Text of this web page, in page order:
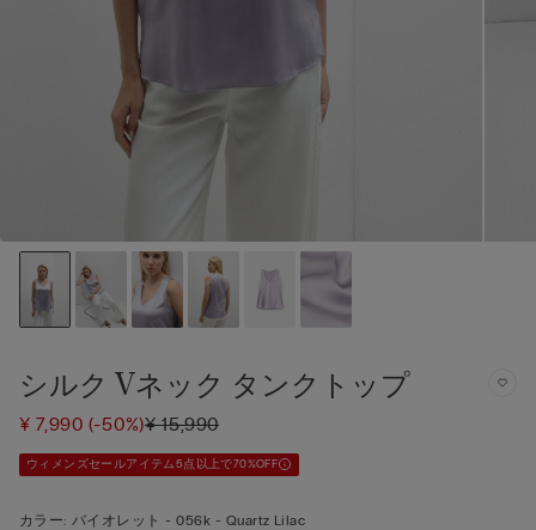
シルク Vネック タンクトップ
¥ 7,990(-50%)¥ 15,990
ウィメンズセールアイテム5点以上で70%OFF
カラー: バイオレット -056k - Quartz Lilac